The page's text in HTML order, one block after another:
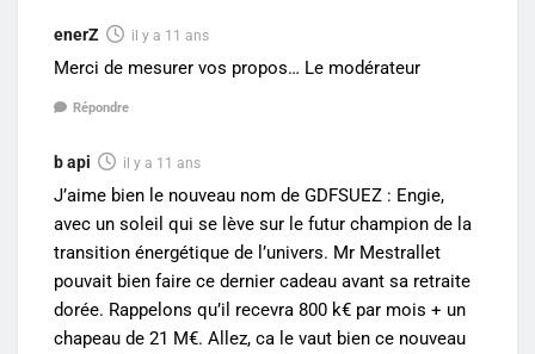
enerZ il y a 11 ans
Merci de mesurer vos propos… Le modérateur
Répondre
b api il y a 11 ans
J’aime bien le nouveau nom de GDFSUEZ : Engie,
avec un soleil qui se lève sur le futur champion de la
transition énergétique de l’univers. Mr Mestrallet
pouvait bien faire ce dernier cadeau avant sa retraite
dorée. Rappelons qu’il recevra 800 k€ par mois + un
chapeau de 21 M€. Allez, ca le vaut bien ce nouveau